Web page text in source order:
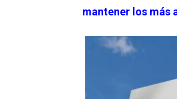
mantener los más